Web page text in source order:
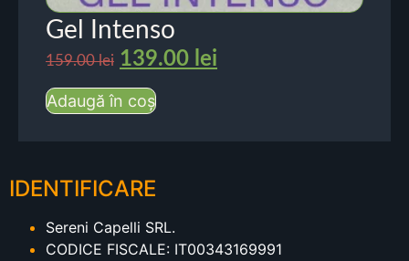
Gel Intenso
159.00lei 139.00 lei
Adaugă în coș
IDENTIFICARE
Sereni Capelli SRL.
CODICE FISCALE: IT00343169991